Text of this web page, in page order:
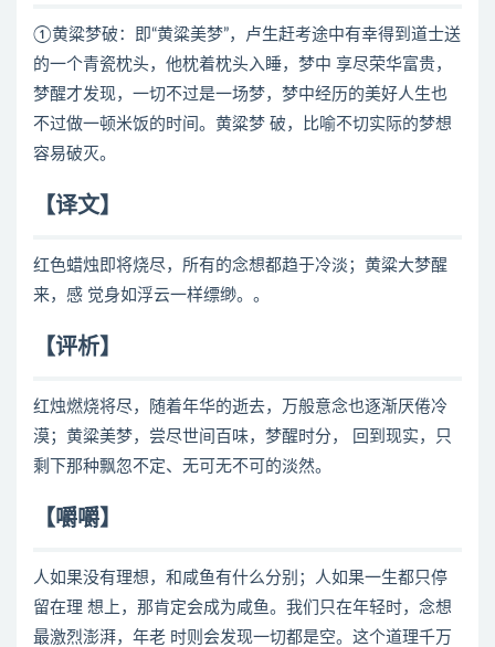
①黄粱梦破：即“黄粱美梦”，卢生赶考途中有幸得到道士送
的一个青瓷枕头，他枕着枕头入睡，梦中 享尽荣华富贵，
梦醒才发现，一切不过是一场梦，梦中经历的美好人生也
不过做一顿米饭的时间。黄粱梦 破，比喻不切实际的梦想
容易破灭。
【译文】
红色蜡烛即将烧尽，所有的念想都趋于冷淡；黄粱大梦醒
来，感 觉身如浮云一样缥缈。。
【评析】
红烛燃烧将尽，随着年华的逝去，万般意念也逐渐厌倦冷
漠；黄粱美梦，尝尽世间百味，梦醒时分， 回到现实，只
剩下那种飘忽不定、无可无不可的淡然。
【嚼嚼】
人如果没有理想，和咸鱼有什么分别；人如果一生都只停
留在理 想上，那肯定会成为咸鱼。我们只在年轻时，念想
最激烈澎湃，年老 时则会发现一切都是空。这个道理千万